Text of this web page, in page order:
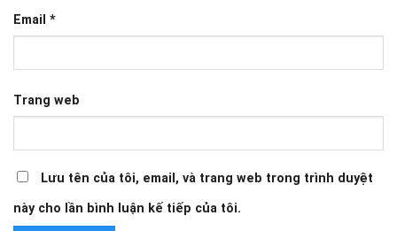
Email *
Trang web
Lưu tên của tôi, email, và trang web trong trình duyệt
này cho lần bình luận kế tiếp của tôi.